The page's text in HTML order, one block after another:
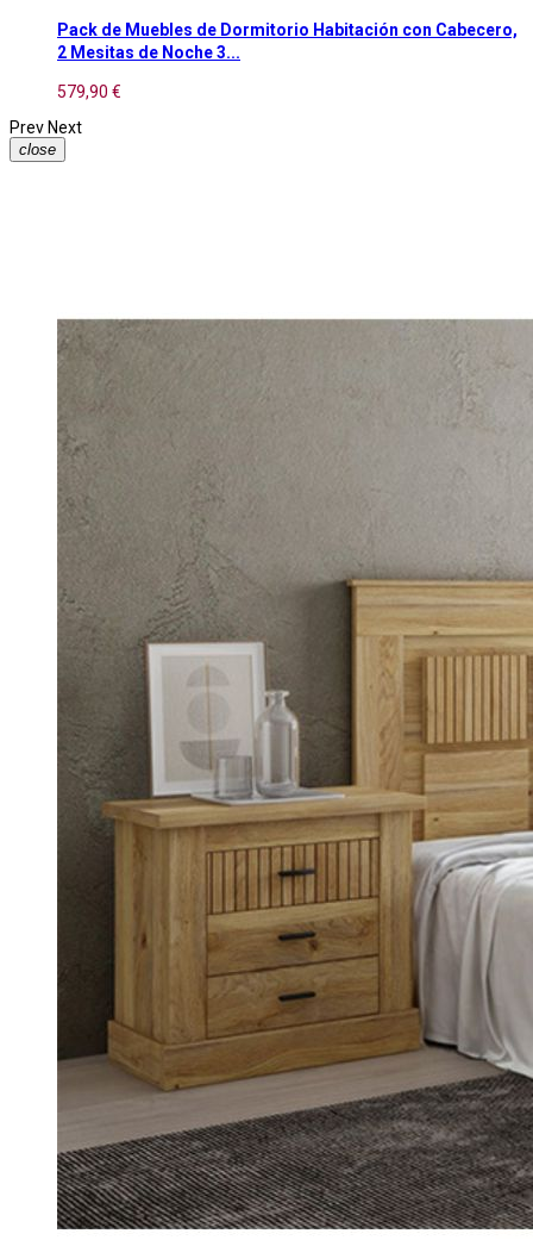
Pack de Muebles de Dormitorio Habitación con Cabecero,
2 Mesitas de Noche 3...
579,90 €
Prev Next
close